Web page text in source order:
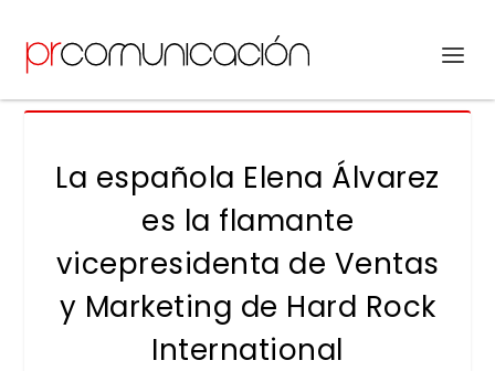
La española Elena Álvarez
es la flamante
vicepresidenta de Ventas
y Marketing de Hard Rock
International